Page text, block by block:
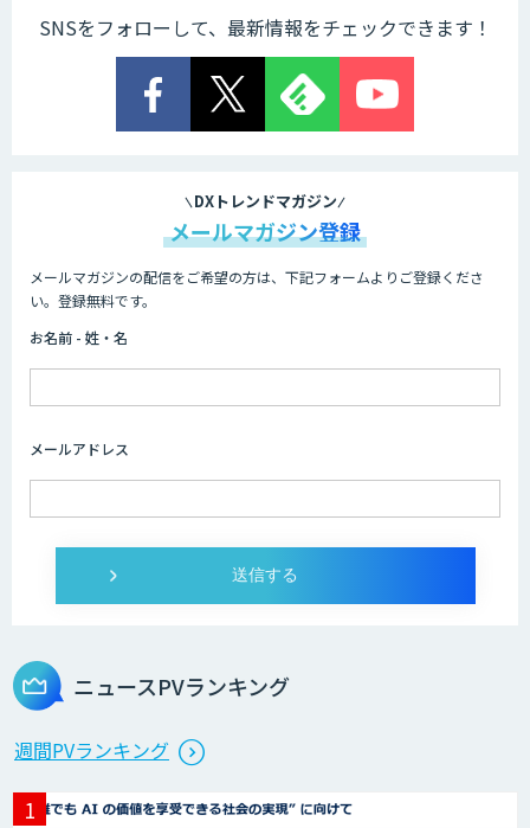
SNSをフォローして、最新情報をチェックできます！
DXトレンドマガジン
メールマガジン登録
メールマガジンの配信をご希望の方は、下記フォームよりご登録くださ
い。登録無料です。
お名前 - 姓・名
メールアドレス
ニュースPVランキング
週間PVランキング